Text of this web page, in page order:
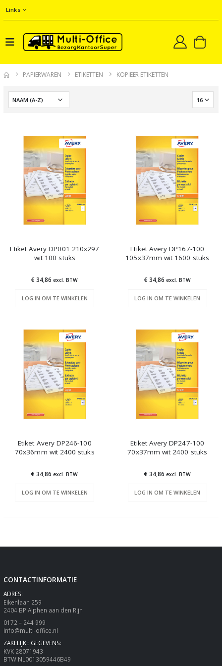
Links
PAPIERWAREN ETIKETTEN KOPIEER ETIKETTEN
Etiket Avery DP001 210x297
wit 100 stuks
€ 34,86excl. BTW
LOG IN OM TE WINKELEN
Etiket Avery DP167-100
105x37mm wit 1600 stuks
€ 34,86 excl. BTW
LOG IN OM TE WINKELEN
Etiket Avery DP246-100
70x36mm wit 2400 stuks
€ 34,86excl. BTW
LOG IN OM TE WINKELEN
Etiket Avery DP247-100
70x37mm wit 2400 stuks
€ 34,86 excl. BTW
LOG IN OM TE WINKELEN
CONTACTINFORMATIE
ADRES:
Eikenlaan 259
2404 BP Alphen aan den Rijn
0172 – 244 999
info@multi-office.nl
ZAKELIJKE GEGEVENS:
KVK 28071943
BTW NL0013059446B49